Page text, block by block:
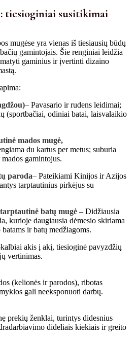
tiesioginiai susitikimai
mugėse yra vienas iš tiesiausių būdų
gamintojais. Šie renginiai leidžia
gaminius ir įvertinti dizaino
– Pavasario ir rudens leidimai;
(sportbačiai, odiniai batai, laisvalaikio
mados mugė,
du kartus per metus; suburia
gamintojus.
paroda– Pateikiami Kinijos ir Azijos
tarptautinius pirkėjus su
batų mugė – Didžiausia
kurioje daugiausia dėmesio skiriama
ir batų medžiagoms.
akis į akį, tiesioginė pavyzdžių
vertinimas.
(kelionės ir parodos), ribotas
gali neeksponuoti darbų.
prekių ženklai, turintys didesnius
dideliais kiekiais ir greito